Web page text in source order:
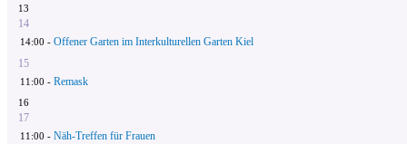
13
14
14:00 - Offener Garten im Interkulturellen Garten Kiel
15
11:00 - Remask
16
17
11:00 - Näh-Treffen für Frauen